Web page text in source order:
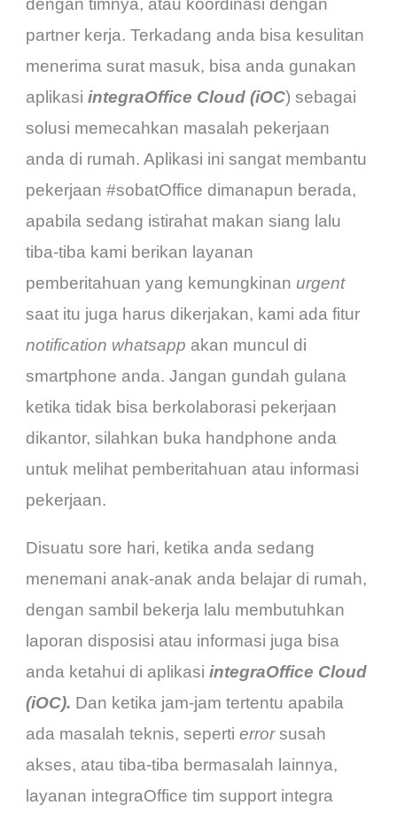
dengan timnya, atau koordinasi dengan
partner kerja. Terkadang anda bisa kesulitan
menerima surat masuk, bisa anda gunakan
aplikasiintegraOffice Cloud (iOC) sebagai
solusi memecahkan masalah pekerjaan
anda di rumah. Aplikasi ini sangat membantu
pekerjaan #sobatOffice dimanapun berada,
apabila sedang istirahat makan siang lalu
tiba-tiba kami berikan layanan
pemberitahuan yang kemungkinan urgent
saat itu juga harus dikerjakan, kami ada fitur
notification whatsapp akan muncul di
smartphone anda. Jangan gundah gulana
ketika tidak bisa berkolaborasi pekerjaan
dikantor, silahkan buka handphone anda
untuk melihat pemberitahuan atau informasi
pekerjaan.
Disuatu sore hari, ketika anda sedang
menemani anak-anak anda belajar di rumah,
dengan sambil bekerja lalu membutuhkan
laporan disposisi atau informasi juga bisa
anda ketahui di aplikasiintegraOffice Cloud
(iOC). Dan ketika jam-jam tertentu apabila
ada masalah teknis, sepertierrorsusah
akses, atau tiba-tiba bermasalah lainnya,
layanan integraOffice tim support integra